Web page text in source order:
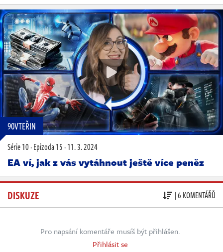
90VTEŘIN
Série 10·Epizoda 15·11. 3. 2024
EA ví, jak z vás vytáhnout ještě více peněz
DISKUZE | 6 KOMENTÁŘŮ
Pro napsání komentáře musíš být přihlášen.
Přihlásit se